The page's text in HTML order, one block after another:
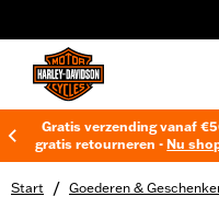
Gratis verzending vanaf
gratis retourneren -Nu
Start / Goederen &